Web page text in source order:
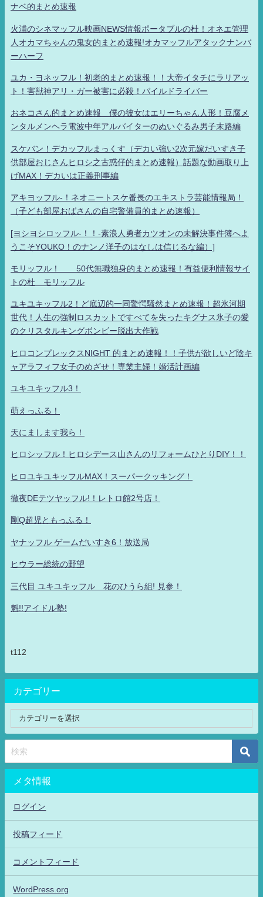
ナベ的まとめ速報
火浦のシネマッフル映画NEWS情報ポータブルの杜！オネエ管理
人オカマちゃんの鬼女的まとめ速報!オカマッフルアタックナンバ
ーハーフ
ユカ・ヨネッフル！初老的まとめ速報！！大帝イタチにラリアッ
ト！害獣神アリ・ガー被害に必殺！パイルドライバー
おネコさん的まとめ速報 僕の彼女はエリーちゃん人形！豆腐メ
ンタルメンヘラ電波中年アルバイターのぬいぐるみ男子末路編
スケバン！デカッフルまっくす（デカい強い2次元嫁だいすき子
供部屋おじさんヒロシ之古惑仔的まとめ速報）話題な動画取り上
げMAX！デカいは正義刑事編
アキヨッフル-！ネオニートスケ番長のエキストラ芸能情報局！
（子ども部屋おばさんの自宅警備員的まとめ速報）
[ヨシヨシロッフル-！！-素浪人勇者カツオンの未解決事件簿へよ
うこそYOUKO！のナンノ洋子のはなしは信じるな編）]
モリッフル！ 50代無職独身的まとめ速報！有益便利情報サイ
トの杜 モリッフル
ユキユキッフル2！ど底辺的一同驚愕騒然まとめ速報！超氷河期
世代！人生の強制ロスカットですべてを失ったキグナス氷子の愛
のクリスタルキングボンビー脱出大作戦
ヒロコンプレックスNIGHT 的まとめ速報！！子供が欲しいど陰キ
ャアラフィフ女子のめざせ！専業主婦！婚活計画編
ユキユキッフル3！
萌えっふる！
天にまします我ら！
ヒロシッフル！ヒロシデース山さんのリフォームひとりDIY！！
ヒロユキユキッフルMAX！スーパークッキング！
徹夜DEテツヤッフル!！レトロ館2号店！
剛Q超児ともっふる！
ヤナッフル ゲームだいすき6！放送局
ヒウラー総統の野望
三代目 ユキユキッフル 花のひうら組! 見参！
魁!!アイドル塾!
t112
カテゴリー
メタ情報
ログイン
投稿フィード
コメントフィード
WordPress.org